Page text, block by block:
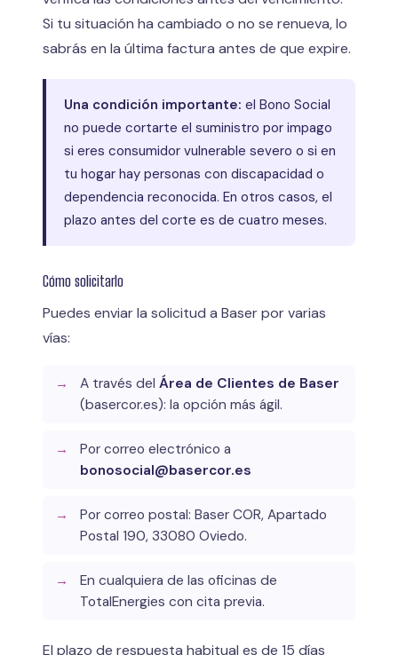
Si tu situación ha cambiado o no se renueva, lo
sabrás en la última factura antes de que expire.
Una condición importante: el Bono Social
no puede cortarte el suministro por impago
si eres consumidor vulnerable severo o si en
tu hogar hay personas con discapacidad o
dependencia reconocida. En otros casos, el
plazo antes del corte es de cuatro meses.
Cómo solicitarlo
Puedes enviar la solicitud a Baser por varias
vías:
A través del Área de Clientes de Baser
(basercor.es): la opción más ágil.
Por correo electrónico a
bonosocial@basercor.es
Por correo postal: Baser COR, Apartado
Postal 190, 33080 Oviedo.
En cualquiera de las oficinas de
TotalEnergies con cita previa.
El plazo de respuesta habitual es de 15 días